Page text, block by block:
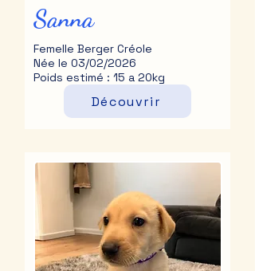
Sanna
Femelle Berger Créole
Née le 03/02/2026
Poids estimé : 15 a 20kg
Découvrir